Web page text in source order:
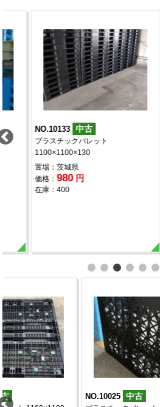
NO.10125 中古
プラスチックパレット
1100×1100×150
置場：静岡県
価格：1,450円
在庫：300
中古